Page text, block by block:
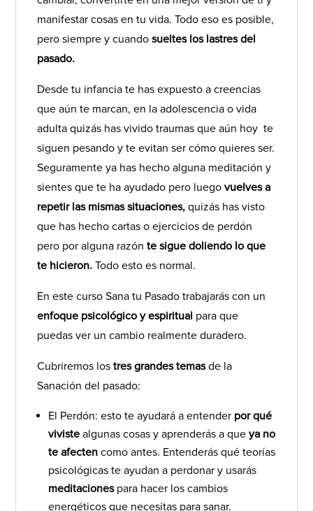
manifestar cosas en tu vida. Todo eso es posible,
pero siempre y cuandosueltes los lastres del
pasado.
Desde tu infancia te has expuesto a creencias
que aún te marcan, en la adolescencia o vida
adulta quizás has vivido traumas que aún hoy te
siguen pesando y te evitan ser cómo quieres ser.
Seguramente ya has hecho alguna meditación y
sientes que te ha ayudado pero luegovuelves a
repetir las mismas situaciones,quizás has visto
que has hecho cartas o ejercicios de perdón
pero por alguna razónte sigue doliendo lo que
te hicieron.Todo esto es normal.
En este curso Sana tu Pasado trabajarás con un
enfoque psicológico y espiritual para que
puedas ver un cambio realmente duradero.
Cubriremos lostres grandes temasde la
Sanación del pasado:
El Perdón: esto te ayudará a entender por qué
viviste algunas cosas y aprenderás a queya no
te afecten como antes. Entenderás qué teorías
psicológicas te ayudan a perdonar y usarás
meditaciones para hacer los cambios
energéticos que necesitas para sanar.